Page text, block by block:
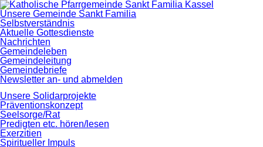
Navigation
überspringen
Unsere Gemeinde Sankt Familia
Selbstverständnis
Aktuelle Gottesdienste
Nachrichten
Gemeindeleben
Gemeindeleitung
Gemeindebriefe
Newsletter an- und abmelden
Unsere Solidarprojekte
Präventionskonzept
Seelsorge/Rat
Predigten etc. hören/lesen
Exerzitien
Spiritueller Impuls